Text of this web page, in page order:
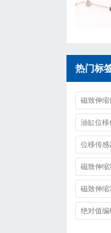
热门标
磁致伸缩
油缸位移
位移传感
磁致伸缩
磁致伸缩
绝对值编